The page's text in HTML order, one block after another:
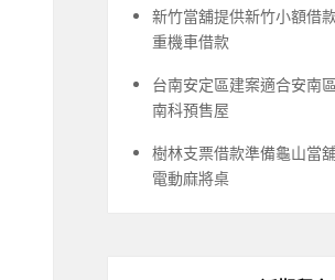
新竹當舖提供新竹小額借
重機車借款
台南安定區建案適合安南
南科預售屋
樹林支票借款準備龜山當
電動麻將桌